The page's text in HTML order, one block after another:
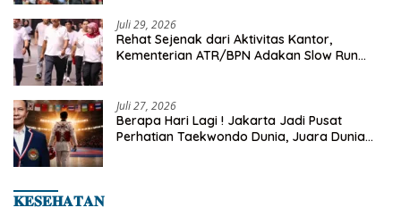
Juli 29, 2026
Rehat Sejenak dari Aktivitas Kantor,
Kementerian ATR/BPN Adakan Slow Run
Juli 27, 2026
Berapa Hari Lagi ! Jakarta Jadi Pusat
Perhatian Taekwondo Dunia, Juara Dunia
𝐊𝐄𝐒𝐄𝐇𝐀𝐓𝐀𝐍